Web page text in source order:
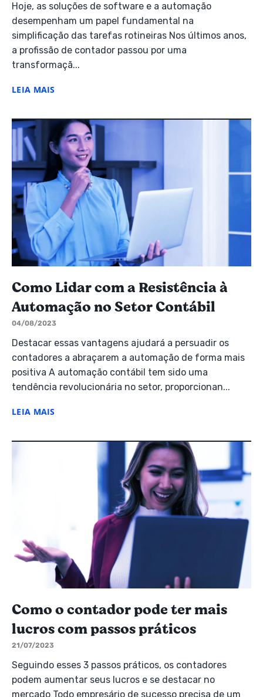
Hoje, as soluções de software e a automação
desempenham um papel fundamental na
simplificação das tarefas rotineiras Nos últimos anos,
a profissão de contador passou por uma
transformaçã...
LEIA MAIS
Como Lidar com a Resistência à
Automação no Setor Contábil
04/08/2023
Destacar essas vantagens ajudará a persuadir os
contadores a abraçarem a automação de forma mais
positiva A automação contábil tem sido uma
tendência revolucionária no setor, proporcionan...
LEIA MAIS
Como o contador pode ter mais
lucros com passos práticos
21/07/2023
Seguindo esses 3 passos práticos, os contadores
podem aumentar seus lucros e se destacar no
mercado Todo empresário de sucesso precisa de um